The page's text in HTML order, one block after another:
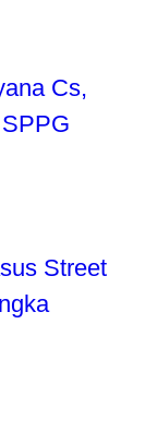
Cs,
Street